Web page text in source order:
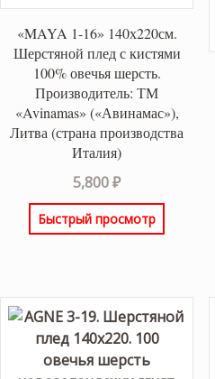
«MAYA 1-16» 140х220см.
Шерстяной плед с кистями
100% овечья шерсть.
Производитель: ТМ
«Avinamas» («Авинамас»),
Литва (страна производства
Италия)
5,800₽
Быстрый просмотр